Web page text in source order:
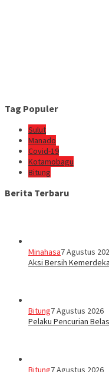
Tag Populer
Sulut
Manado
Covid-19
Kotamobagu
Bitung
Berita Terbaru
Minahasa7 Agustus
Aksi Bersih
Bitung7 Agustus 2026
Pelaku Pencurian
Bitung7 Agustus 2026